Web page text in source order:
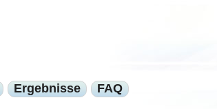
Ergebnisse FAQ